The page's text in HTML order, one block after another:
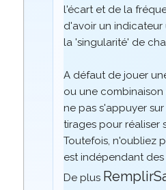
l'écart et de la
d'avoir un
la 'singularité' de
A défaut de jouer
ou une
ne pas s'appuyer
tirages pour réaliser
Toutefois, n'oubliez
est indépendant
De plus